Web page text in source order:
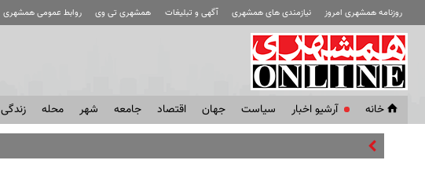
روزنامه همشهری امروز نیازمندی های همشهری آگهی و تبلیغات همشهری تی وی روابط عمومی همشهری
خانه آرشیو اخبار سياست جهان اقتصاد جامعه شهر محله زندگی